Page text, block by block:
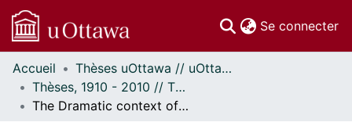
Se connecter
Communautés
et collections
Parcourir
Accueil
Thèses uOttawa // uOttawa Theses
Thèses, 1910 - 2010 // Theses, 1910 - 2010
The Dramatic context of Hamlet's 'To be or not to be' speech